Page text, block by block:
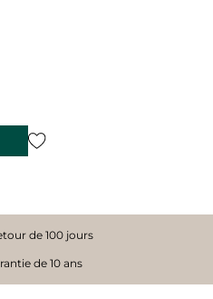
de 100 jours
de 10 ans